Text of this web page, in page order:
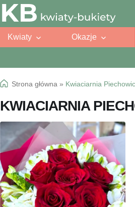
Przejdź
do
Przejdź
do
Kwiaty Okazje
Strona główna » Kwiaciarnia
KWIACIARNIA